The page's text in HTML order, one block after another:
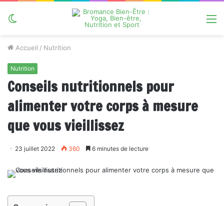
Accueil / Nutrition
Nutrition
Conseils nutritionnels pour
alimenter votre corps à mesure
que vous vieillissez
23 juillet 2022 360 6 minutes de lecture